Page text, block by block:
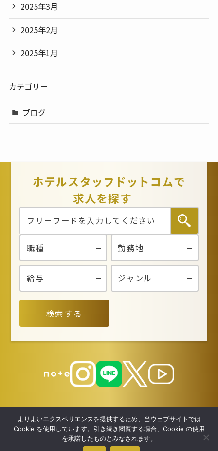
2025年3月
2025年2月
2025年1月
カテゴリー
ブログ
ホテルスタッフドットコムで
求人を探す
検索する
よりよいエクスペリエンスを提供するため、当ウェブサイトでは
Cookie を使用しています。引き続き閲覧する場合、Cookie の使用
を承諾したものとみなされます。